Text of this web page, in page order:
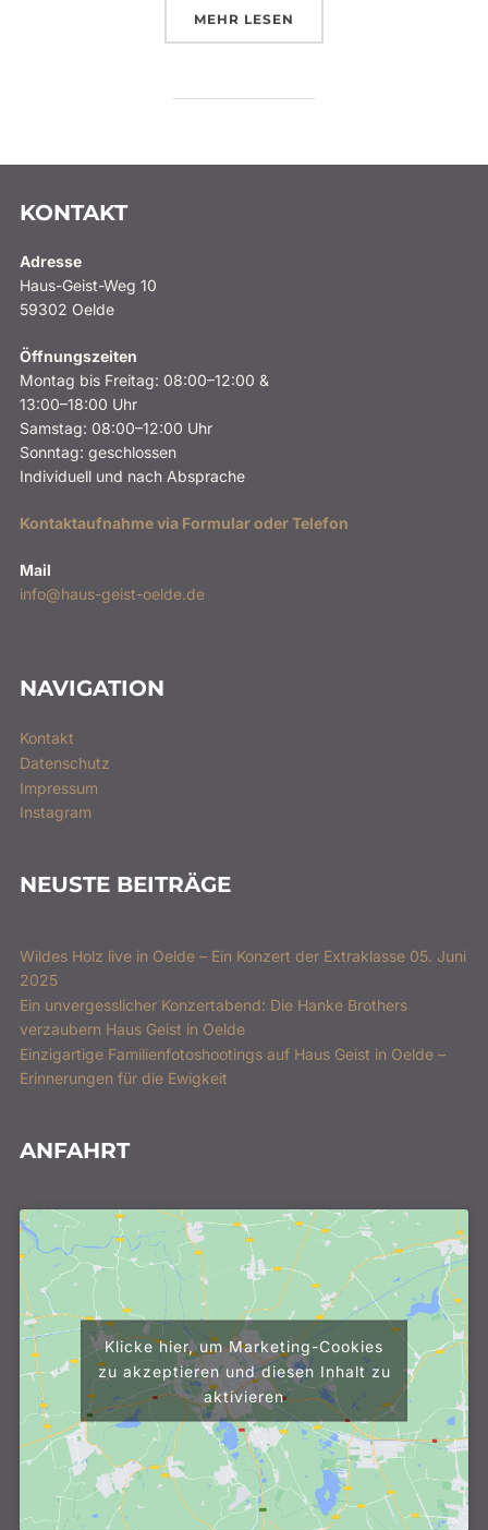
MEHR ÜBER „EINZIGARTIGE
LESEN
KONTAKT
Adresse
Haus-Geist-Weg 10
59302 Oelde
Öffnungszeiten
Montag bis Freitag: 08:00–12:00 &
13:00–18:00 Uhr
Samstag: 08:00–12:00 Uhr
Sonntag: geschlossen
Individuell und nach Absprache
Kontaktaufnahme via Formular oder Telefon
Mail
info@haus-geist-oelde.de
NAVIGATION
Kontakt
Datenschutz
Impressum
Instagram
NEUSTE BEITRÄGE
Wildes Holz live in Oelde – Ein Konzert der Extraklasse 05. Juni
2025
Ein unvergesslicher Konzertabend: Die Hanke Brothers
verzaubern Haus Geist in Oelde
Einzigartige Familienfotoshootings auf Haus Geist in Oelde –
Erinnerungen für die Ewigkeit
ANFAHRT
Klicke hier, um Marketing-Cookies
zu akzeptieren und diesen Inhalt zu
aktivieren